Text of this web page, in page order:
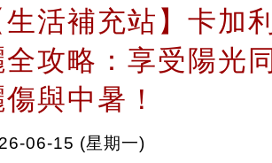
生活補充站】卡加
全攻略：享受陽光
與中暑！
06-15 (星期一)